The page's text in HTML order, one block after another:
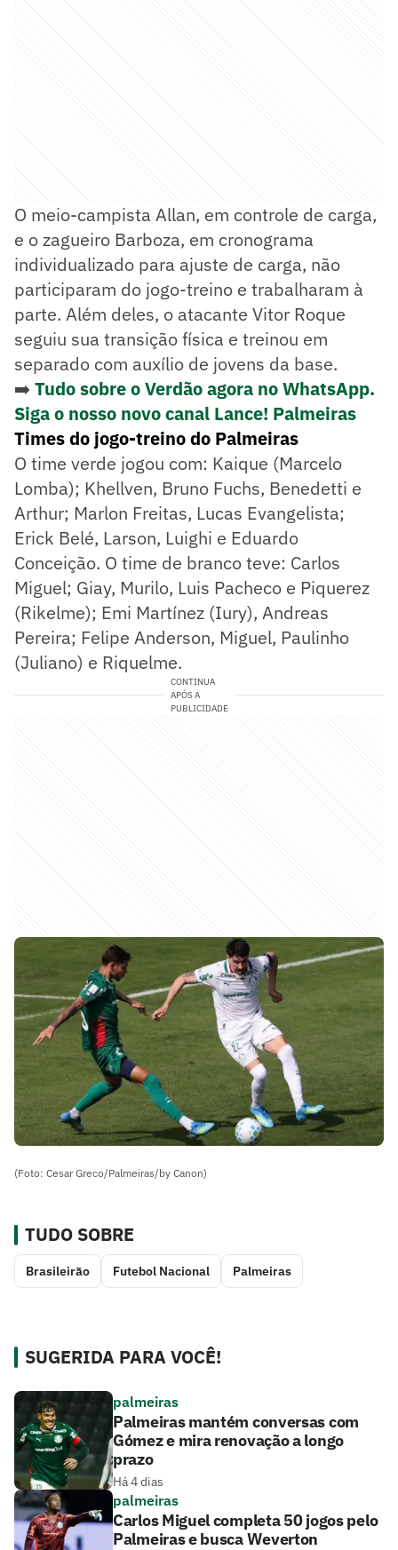
O meio-campista Allan, em controle de carga,
e o zagueiro Barboza, em cronograma
individualizado para ajuste de carga, não
participaram do jogo-treino e trabalharam à
parte. Além deles, o atacante Vitor Roque
seguiu sua transição física e treinou em
separado com auxílio de jovens da base.
➡️ Tudo sobre o Verdão agora no WhatsApp.
Siga o nosso novo canal Lance! Palmeiras
Times do jogo-treino do Palmeiras
O time verde jogou com: Kaique (Marcelo
Lomba); Khellven, Bruno Fuchs, Benedetti e
Arthur; Marlon Freitas, Lucas Evangelista;
Erick Belé, Larson, Luighi e Eduardo
Conceição. O time de branco teve: Carlos
Miguel; Giay, Murilo, Luis Pacheco e Piquerez
(Rikelme); Emi Martínez (Iury), Andreas
Pereira; Felipe Anderson, Miguel, Paulinho
(Juliano) e Riquelme.
CONTINUA
APÓS A
PUBLICIDADE
(Foto: Cesar Greco/Palmeiras/by Canon)
TUDO SOBRE
Brasileirão Futebol Nacional Palmeiras
SUGERIDA PARA VOCÊ!
palmeiras
Palmeiras mantém conversas com
Gómez e mira renovação a longo
prazo
Há 4 dias
palmeiras
Carlos Miguel completa 50 jogos pelo
Palmeiras e busca Weverton